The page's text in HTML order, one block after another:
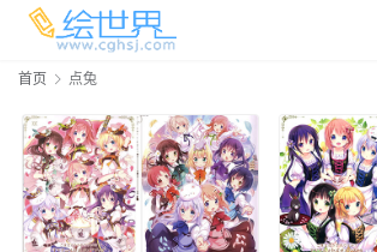
首页 点兔